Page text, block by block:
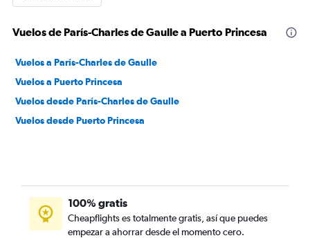
Vuelos de París-Charles de Gaulle a Puerto Princesa
Vuelos a París-Charles de Gaulle
Vuelos a Puerto Princesa
Vuelos desde París-Charles de Gaulle
Vuelos desde Puerto Princesa
100% gratis
Cheapflights es totalmente gratis, así que puedes
empezar a ahorrar desde el momento cero.